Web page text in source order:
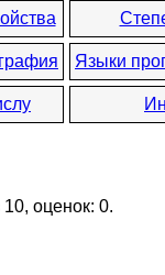
Языки
10, оценок: 0.